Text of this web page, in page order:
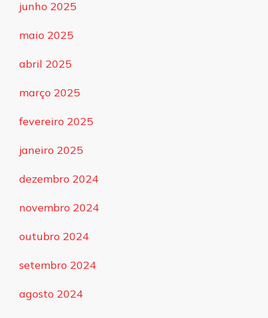
junho 2025
maio 2025
abril 2025
março 2025
fevereiro 2025
janeiro 2025
dezembro 2024
novembro 2024
outubro 2024
setembro 2024
agosto 2024